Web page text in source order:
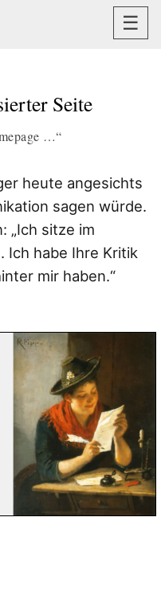
☰
Seite
…“
heute angesichts
sagen würde.
„Ich sitze im
Ich habe Ihre Kritik
mir haben.“